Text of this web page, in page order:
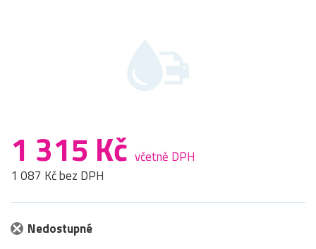
1 315 Kč včetně DPH
1 087 Kč bez DPH
Nedostupné